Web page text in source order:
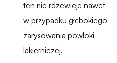
ten nie rdzewieje nawet
w przypadku głębokiego
zarysowania powłoki
lakierniczej.